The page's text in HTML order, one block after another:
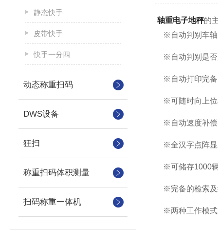
静态快手
皮带快手
快手一分四
动态称重扫码
DWS设备
狂扫
称重扫码体积测量
扫码称重一体机
轴重电子地秤的
※自动判别车轴
※自动判别是否
※自动打印完备
※可随时向上位
※自动速度补偿
※全汉字点阵显
※可储存1000
※完备的检索及
※两种工作模式